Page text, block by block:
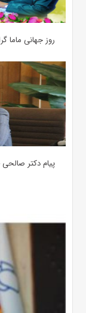
روز جهانی ماما
پیام دکتر صالحی